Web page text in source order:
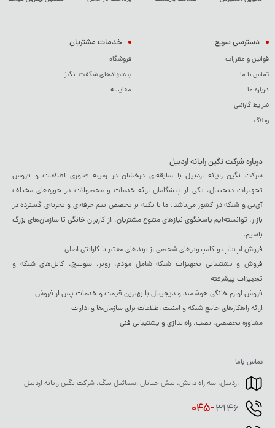
دسترسی سریع
قوانین و مقررات
تماس با ما
درباره ما
شرایط گارانتی
وبلاگ
خدمات مشتریان
فروشگاه
پیشنهادهای شگفت انگیز
مقایسه
درباره شرکت نگین رایانه اردبیل
شرکت نگین رایانه اردبیل با سابقه‌ای درخشان در زمینه فناوری اطلاعات و فروش
تجهیزات دیجیتال، یکی از پیشگامان ارائه خدمات و محصولات در حوزه‌های مختلف
آی‌تی و شبکه در کشور می‌باشد. ما با تکیه بر تخصص تیم حرفه‌ای و تجربه‌ی گسترده در
بازار، توانسته‌ایم پاسخگوی نیازهای متنوع مشتریان، از کاربران خانگی تا سازمان‌های بزرگ
باشیم.
فروش لپ‌تاپ و کامپیوترهای شخصی از برندهای معتبر با گارانتی اصلی
فروش و پشتیبانی تجهیزات شبکه شامل مودم، روتر، سوییچ، کابل‌های شبکه و
تجهیزات پیشرفته
فروش لوازم خانگی هوشمند و دیجیتال با بهترین قیمت و خدمات پس از فروش
ارائه راهکارهای جامع شبکه و امنیت اطلاعات برای سازمان‌ها و ادارات
مشاوره تخصصی، نصب، راه‌اندازی و پشتیبانی فنی
تماس باما
اردبیل، سه راه دانش، نبش خیابان اسمائیل بیگ، شرکت نگین رایانه اردبیل
045-3146